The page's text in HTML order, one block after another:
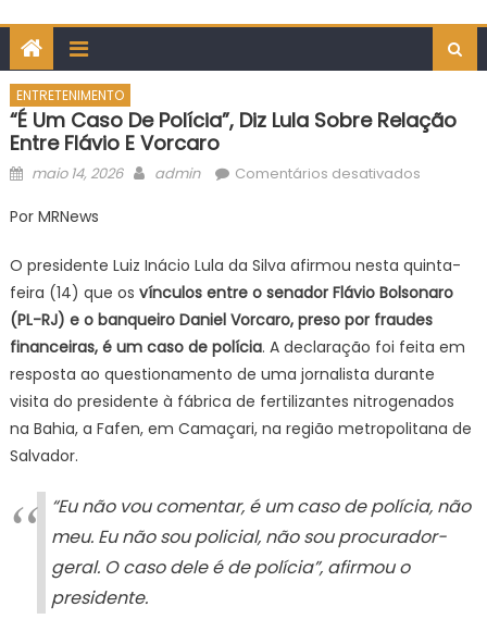
ENTRETENIMENTO
“É Um Caso De Polícia”, Diz Lula Sobre Relação
Entre Flávio E Vorcaro
Posted
maio 14, 2026 Author
admin Comentários desativadosem
de
polícia”,
diz
Lula
sobre
relação
entre
Vorcaro
Por MRNews
O presidente Luiz Inácio Lula da Silva afirmou nesta quinta-
feira (14) que os vínculos entre o senador Flávio Bolsonaro
(PL-RJ) e o banqueiro Daniel Vorcaro, preso por fraudes
financeiras, é um caso de polícia. A declaração foi feita em
resposta ao questionamento de uma jornalista durante
visita do presidente à fábrica de fertilizantes nitrogenados
na Bahia, a Fafen, em Camaçari, na região metropolitana de
Salvador.
“Eu não vou comentar, é um caso de polícia, não
meu. Eu não sou policial, não sou procurador-
geral. O caso dele é de polícia”, afirmou o
presidente.